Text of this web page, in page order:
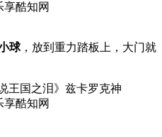
球，放到重力踏板上，大门就